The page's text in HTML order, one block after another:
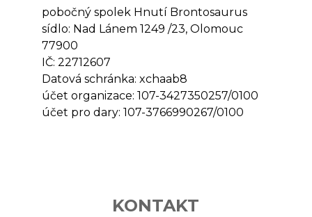
pobočný spolek Hnutí Brontosaurus
sídlo: Nad Lánem 1249 /23, Olomouc
77900
IČ: 22712607
Datová schránka: xchaab8
účet organizace: 107-3427350257/0100
účet pro dary: 107-3766990267/0100
KONTAKT